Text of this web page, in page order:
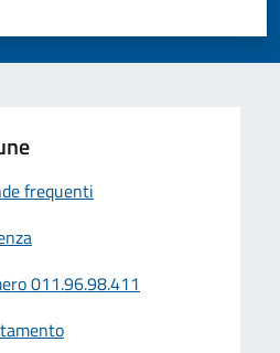
su 5
su 5
5
frequenti
011.96.98.411